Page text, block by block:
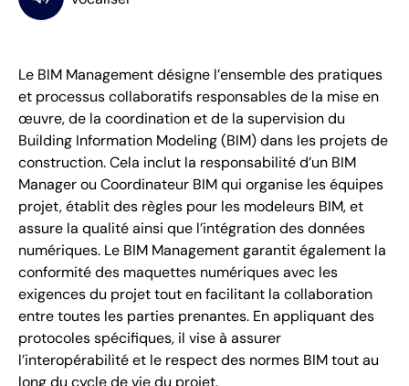
Le BIM Management désigne l’ensemble des pratiques
et processus collaboratifs responsables de la mise en
œuvre, de la coordination et de la supervision du
Building Information Modeling (BIM) dans les projets de
construction. Cela inclut la responsabilité d’un BIM
Manager ou Coordinateur BIM qui organise les équipes
projet, établit des règles pour les modeleurs BIM, et
assure la qualité ainsi que l’intégration des données
numériques. Le BIM Management garantit également la
conformité des maquettes numériques avec les
exigences du projet tout en facilitant la collaboration
entre toutes les parties prenantes. En appliquant des
protocoles spécifiques, il vise à assurer
l’interopérabilité et le respect des normes BIM tout au
long du cycle de vie du projet.